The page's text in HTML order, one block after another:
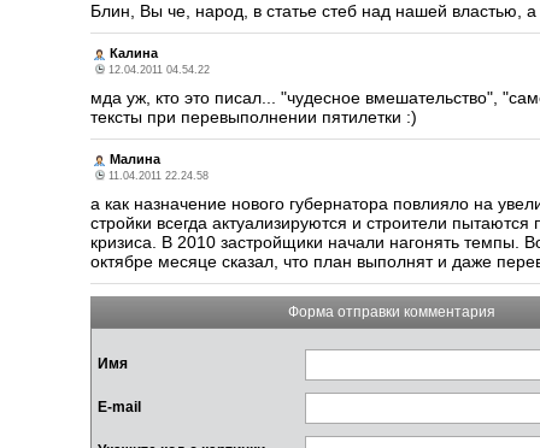
Блин, Вы че, народ, в статье стеб над нашей
Калина
12.04.2011 04.54.22
мда уж, кто это писал... "чудесное вмешательство",
тексты при перевыполнении пятилетки :)
Малина
11.04.2011 22.24.58
а как назначение нового губернатора повлияло на
стройки всегда актуализируются и строители
кризиса. В 2010 застройщики начали нагонять
октябре месяце сказал, что план выполнят и даже
Форма отправки комментария
Имя
E-mail